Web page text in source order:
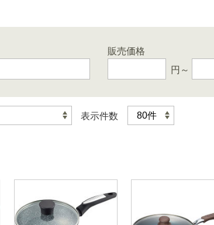
販売価格
円～
表示件数